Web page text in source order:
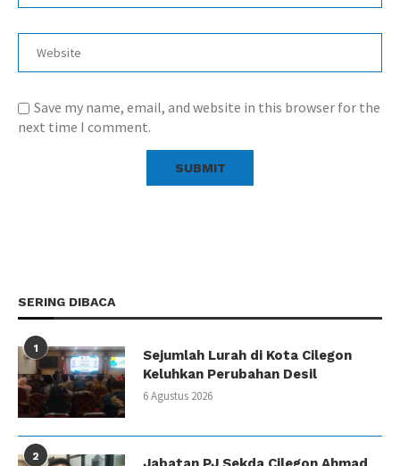
Save my name, email, and website in this browser for the
next time I comment.
SERING DIBACA
1
Sejumlah Lurah di Kota Cilegon
Keluhkan Perubahan Desil
6 Agustus 2026
2